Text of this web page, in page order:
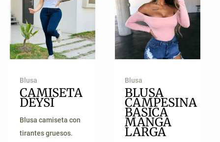
Blusa
CAMISETA
DEYSI
Blusa camiseta con
tirantes gruesos.
Blusa
BLUSA
CAMPESINA
BASICA
MANGA
LARGA